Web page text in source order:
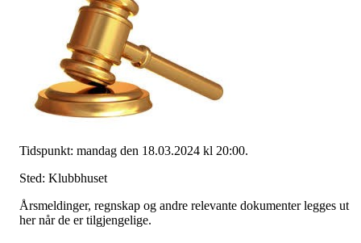
Tidspunkt: mandag den 18.03.2024 kl 20:00.
Sted: Klubbhuset
Årsmeldinger, regnskap og andre relevante dokumenter legges ut
her når de er tilgjengelige.